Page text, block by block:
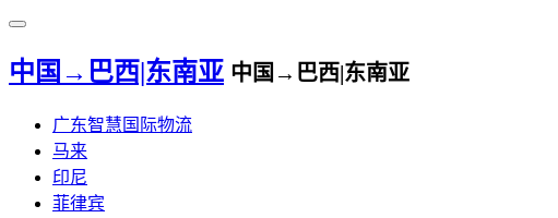
中国→巴西|东南亚 中国→巴西|东南亚
广东智慧国际物流
马来
印尼
菲律宾